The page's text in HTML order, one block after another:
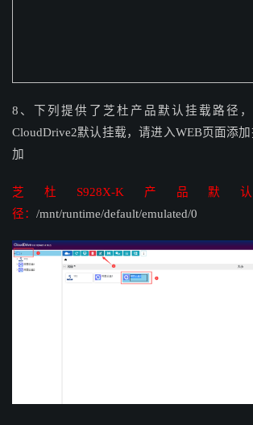
8、下列提供了芝杜产品默认挂载路径
CloudDrive2默认挂载，请进入WEB页面添
加
芝杜S928X-K产品默
径： /mnt/runtime/default/emulated/0